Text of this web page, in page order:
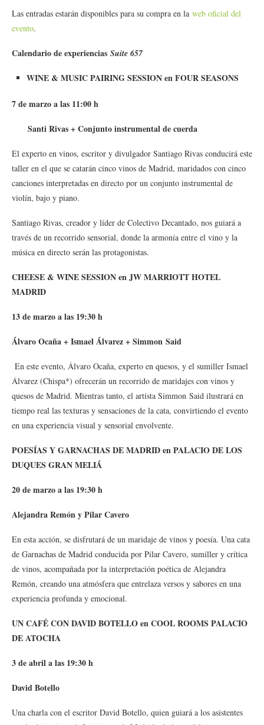
Las entradas estarán disponibles para su compra en la web oficial del
evento.
Calendario de experiencias Suite 657
WINE & MUSIC PAIRING SESSION en FOUR SEASONS
7 de marzo a las 11:00 h
Santi Rivas + Conjunto instrumental de cuerda
El experto en vinos, escritor y divulgador Santiago Rivas conducirá este
taller en el que se catarán cinco vinos de Madrid, maridados con cinco
canciones interpretadas en directo por un conjunto instrumental de
violín, bajo y piano.
Santiago Rivas, creador y líder de Colectivo Decantado, nos guiará a
través de un recorrido sensorial, donde la armonía entre el vino y la
música en directo serán las protagonistas.
CHEESE & WINE SESSION en JW MARRIOTT HOTEL
MADRID
13 de marzo a las 19:30 h
Álvaro Ocaña + Ismael Álvarez + Simmon Said
En este evento, Álvaro Ocaña, experto en quesos, y el sumiller Ismael
Álvarez (Chispa*) ofrecerán un recorrido de maridajes con vinos y
quesos de Madrid. Mientras tanto, el artista Simmon Said ilustrará en
tiempo real las texturas y sensaciones de la cata, convirtiendo el evento
en una experiencia visual y sensorial envolvente.
POESÍAS Y GARNACHAS DE MADRID en PALACIO DE LOS
DUQUES GRAN MELIÁ
20 de marzo a las 19:30 h
Alejandra Remón y Pilar Cavero
En esta acción, se disfrutará de un maridaje de vinos y poesía. Una cata
de Garnachas de Madrid conducida por Pilar Cavero, sumiller y crítica
de vinos, acompañada por la interpretación poética de Alejandra
Remón, creando una atmósfera que entrelaza versos y sabores en una
experiencia profunda y emocional.
UN CAFÉ CON DAVID BOTELLO en COOL ROOMS PALACIO
DE ATOCHA
3 de abril a las 19:30 h
David Botello
Una charla con el escritor David Botello, quien guiará a los asistentes